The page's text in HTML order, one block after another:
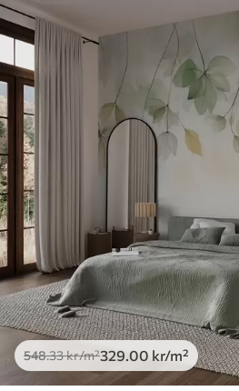
548.33kr/m²329.00 kr/m²